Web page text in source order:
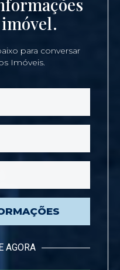
imóvel.
para conversar
Imóveis.
AGORA